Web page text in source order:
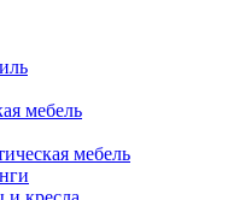
мебель
мебель